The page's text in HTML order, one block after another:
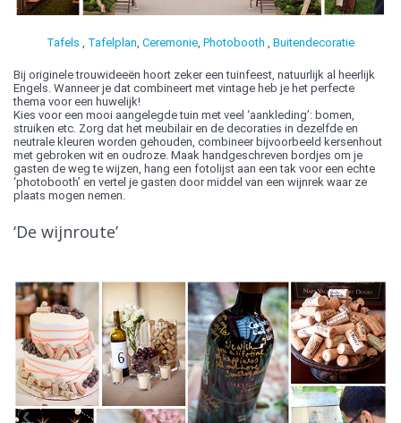
Tafels , Tafelplan, Ceremonie, Photobooth , Buitendecoratie
Bij originele trouwideeën hoort zeker een tuinfeest, natuurlijk al heerlijk
Engels. Wanneer je dat combineert met vintage heb je het perfecte
thema voor een huwelijk!
Kies voor een mooi aangelegde tuin met veel ‘aankleding’: bomen,
struiken etc. Zorg dat het meubilair en de decoraties in dezelfde en
neutrale kleuren worden gehouden, combineer bijvoorbeeld kersenhout
met gebroken wit en oudroze. Maak handgeschreven bordjes om je
gasten de weg te wijzen, hang een fotolijst aan een tak voor een echte
‘photobooth’ en vertel je gasten door middel van een wijnrek waar ze
plaats mogen nemen.
‘De wijnroute’